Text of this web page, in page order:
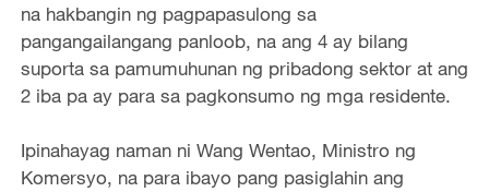
na hakbangin ng pagpapasulong sa
pangangailangang panloob, na ang 4 ay bilang
suporta sa pamumuhunan ng pribadong sektor at ang
2 iba pa ay para sa pagkonsumo ng mga residente.
Ipinahayag naman ni Wang Wentao, Ministro ng
Komersyo, na para ibayo pang pasiglahin ang